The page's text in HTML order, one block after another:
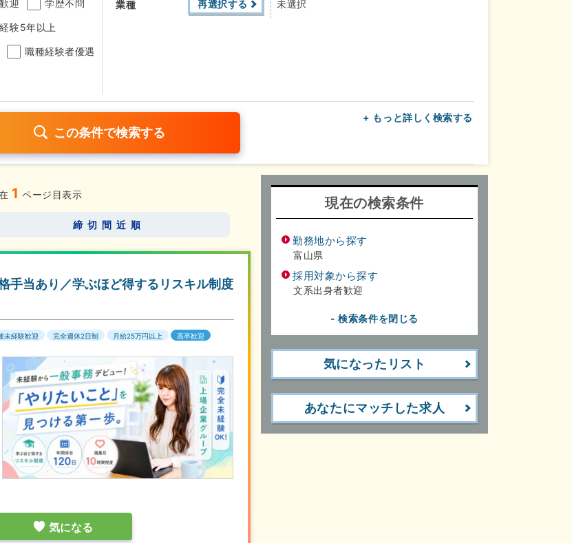
迎 学歴不問
験5年以上
職種経験者優遇
業種 再選択する 未選択
上 残業少なめ（1日1時間以内）
+ もっと詳しく検索する
1 ページ目表示
締切間近順
手当あり／学ぶほど得するリスキル制度
未経験歓迎 完全週休2日制 月給25万円以上 高卒歓迎
気になる
現在の検索条件
勤務地から探す
富山県
採用対象から探す
文系出身者歓迎
- 検索条件を閉じる
気になったリスト
あなたにマッチした求人